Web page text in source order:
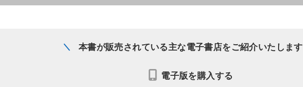
本書が販売されている主な電子書店をご紹介いたします
電子版を購入する